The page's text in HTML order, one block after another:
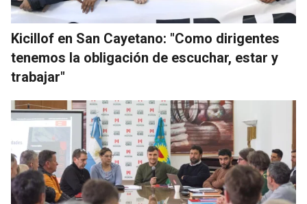
Kicillof en San Cayetano: "Como dirigentes
tenemos la obligación de escuchar, estar y
trabajar"